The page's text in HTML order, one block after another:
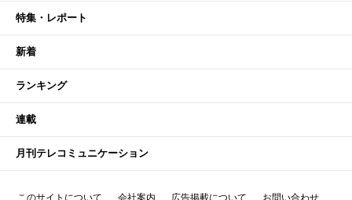
特集・レポート
新着
ランキング
連載
月刊テレコミュニケーション
このサイトについて 会社案内 広告掲載について お問い合わせ